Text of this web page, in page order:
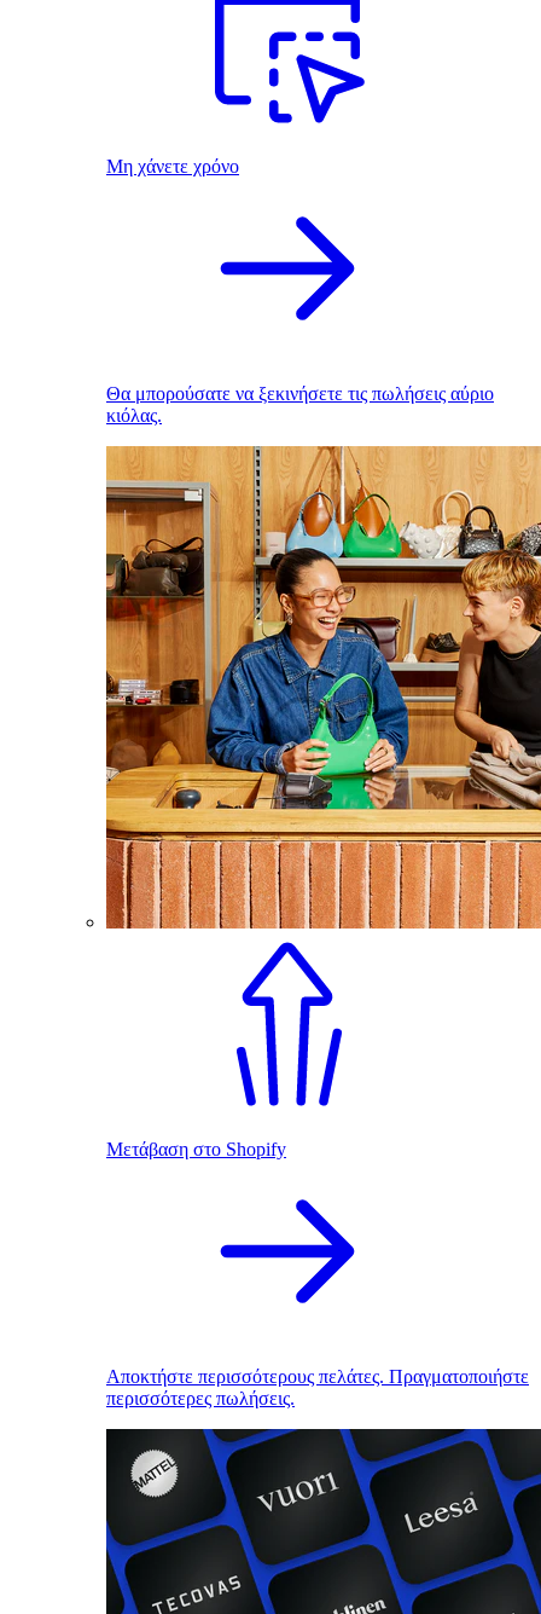
Μη χάνετε χρόνο
Θα μπορούσατε να ξεκινήσετε τις πωλήσεις αύριο
κιόλας.
Μετάβαση στο Shopify
Αποκτήστε περισσότερους πελάτες. Πραγματοποιήστε
περισσότερες πωλήσεις.